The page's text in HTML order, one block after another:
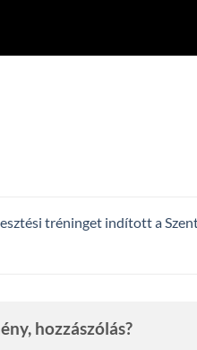
tréninget indított a
hozzászólás?